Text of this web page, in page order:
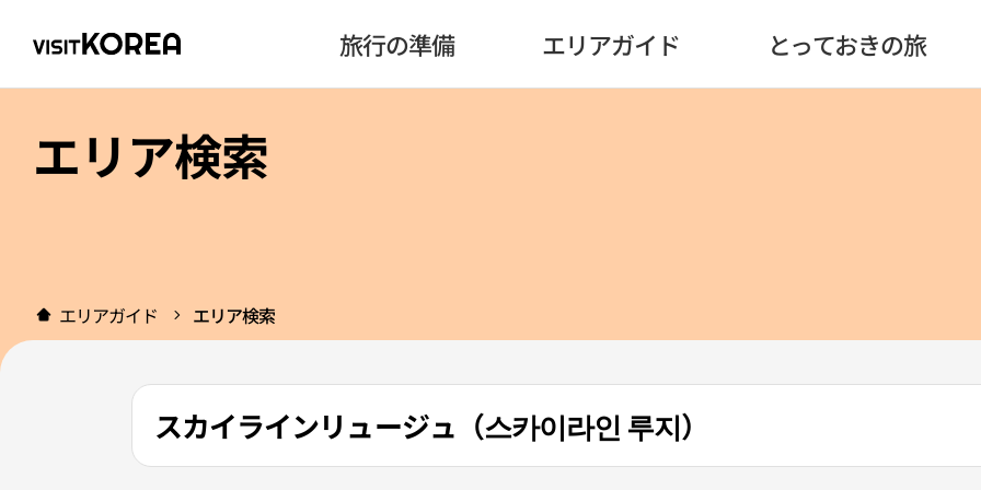
旅行の準備 エリアガイド とっておきの旅
エリア検索
エリアガイド エリア検索
スカイラインリュージュ（스카이라인 루지）